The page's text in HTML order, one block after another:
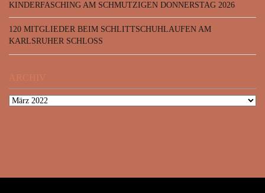
KINDERFASCHING AM SCHMUTZIGEN DONNERSTAG 2026
120 MITGLIEDER BEIM SCHLITTSCHUHLAUFEN AM
KARLSRUHER SCHLOSS
ARCHIV